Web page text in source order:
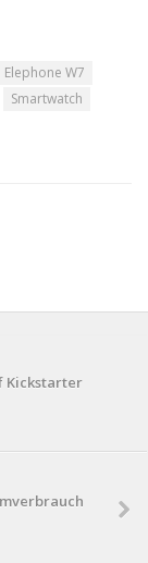
Elephone W7
Smartwatch
Kickstarter